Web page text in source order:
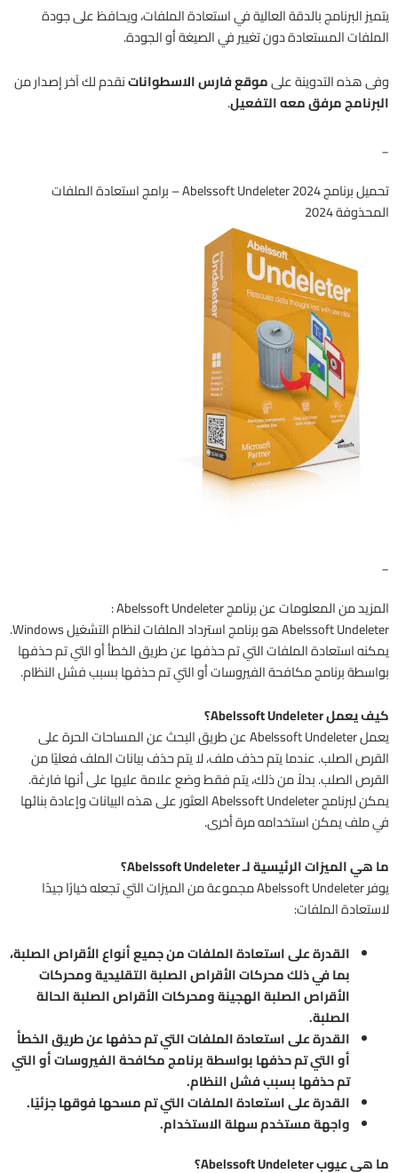
يتميز البرنامج بالدقة العالية في استعادة الملفات، ويحافظ على جودة
الملفات المستعادة دون تغيير في الصيغة أو الجودة.
وفى هذه التدوينة علىموقع فارس الاسطواناتنقدم لك آخر إصدار من
البرنامج مرفق معه التفعيل.
_
تحميل برنامج Abelssoft Undeleter 2024 – برامج استعادة الملفات
المحذوفة 2024
_
المزيد من المعلومات عن برنامج Abelssoft Undeleter :
Abelssoft Undeleter هو برنامج استرداد الملفات لنظام التشغيل Windows.
يمكنه استعادة الملفات التي تم حذفها عن طريق الخطأ أو التي تم حذفها
بواسطة برنامج مكافحة الفيروسات أو التي تم حذفها بسبب فشل النظام.
كيف يعمل Abelssoft Undeleter؟
يعمل Abelssoft Undeleter عن طريق البحث عن المساحات الحرة على
القرص الصلب. عندما يتم حذف ملف، لا يتم حذف بيانات الملف فعليًا من
القرص الصلب. بدلاً من ذلك، يتم فقط وضع علامة عليها على أنها فارغة.
يمكن لبرنامج Abelssoft Undeleter العثور على هذه البيانات وإعادة بنائها
في ملف يمكن استخدامه مرة أخرى.
ما هي الميزات الرئيسية لـ Abelssoft Undeleter؟
يوفر Abelssoft Undeleter مجموعة من الميزات التي تجعله خيارًا جيدًا
لاستعادة الملفات:
القدرة على استعادة الملفات من جميع أنواع الأقراص الصلبة،
بما في ذلك محركات الأقراص الصلبة التقليدية ومحركات
الأقراص الصلبة الهجينة ومحركات الأقراص الصلبة الحالة
الصلبة.
القدرة على استعادة الملفات التي تم حذفها عن طريق الخطأ
أو التي تم حذفها بواسطة برنامج مكافحة الفيروسات أو التي
تم حذفها بسبب فشل النظام.
القدرة على استعادة الملفات التي تم مسحها فوقها جزئيًا.
واجهة مستخدم سهلة الاستخدام.
ما هي عيوب Abelssoft Undeleter؟